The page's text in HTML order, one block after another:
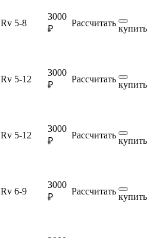
Rv 5-8
3000
₽
Рассчитать
купить
Rv 5-12
3000
₽
Рассчитать
купить
Rv 5-12
3000
₽
Рассчитать
купить
Rv 6-9
3000
₽
Рассчитать
купить